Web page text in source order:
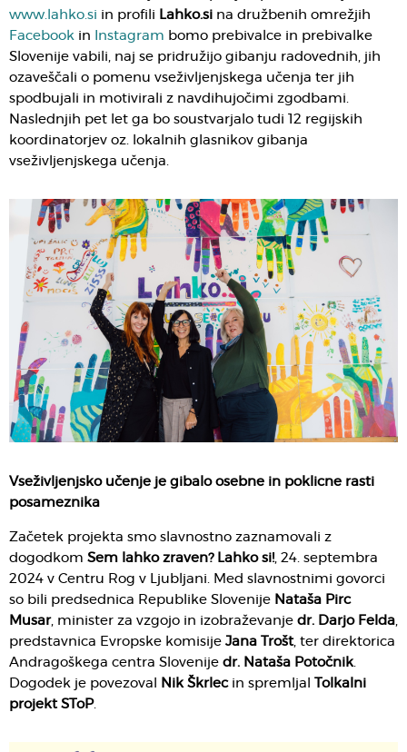
www.lahko.si in profili Lahko.si na družbenih omrežjih
Facebook in Instagram bomo prebivalce in prebivalke
Slovenije vabili, naj se pridružijo gibanju radovednih, jih
ozaveščali o pomenu vseživljenjskega učenja ter jih
spodbujali in motivirali z navdihujočimi zgodbami.
Naslednjih pet let ga bo soustvarjalo tudi 12 regijskih
koordinatorjev oz. lokalnih glasnikov gibanja
vseživljenjskega učenja.
Vseživljenjsko učenje je gibalo osebne in poklicne rasti
posameznika
Začetek projekta smo slavnostno zaznamovali z
dogodkom Sem lahko zraven? Lahko si! , 24. septembra
2024 v Centru Rog v Ljubljani. Med slavnostnimi govorci
so bili predsednica Republike Slovenije Nataša Pirc
Musar, minister za vzgojo in izobraževanje dr. Darjo Felda
predstavnica Evropske komisije Jana Trošt, ter direktorica
Andragoškega centra Slovenije dr. Nataša Potočnik
Dogodek je povezoval
Nik Škrlecin spremljal Tolkalni
projekt SToP.